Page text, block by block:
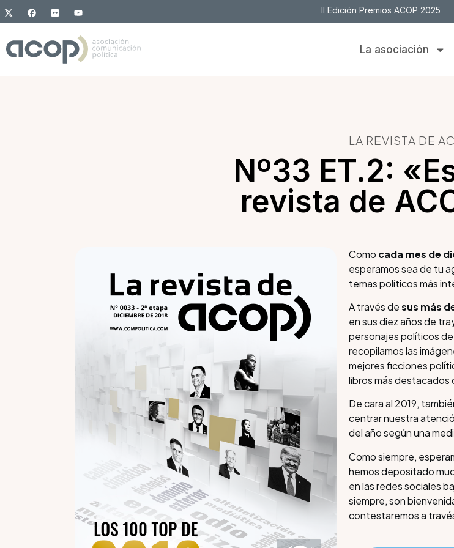
II Edición Premios ACOP 2025
La asociación
LA REVISTA DE
Nº33 ET.2:
revista de
Como cada mes de
esperamos sea de tu
temas políticos más
A través desus más
en sus diez años de
personajes políticos de
recopilamos las
mejores ficciones
libros más destacados
De cara al 2019,
centrar nuestra
del año según una
Como siempre,
hemos depositado
en las redes sociales
siempre, son
contestaremos a